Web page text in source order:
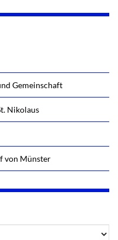
Gemeinschaft
Nikolaus
von Münster